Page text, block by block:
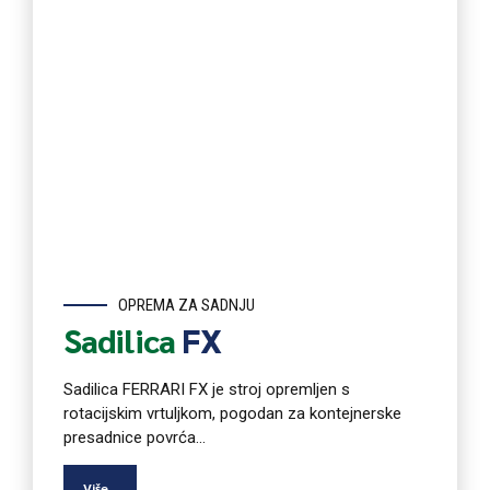
OPREMA ZA SADNJU
SadilicaFX
Sadilica FERRARI FX je stroj opremljen s
rotacijskim vrtuljkom, pogodan za kontejnerske
presadnice povrća...